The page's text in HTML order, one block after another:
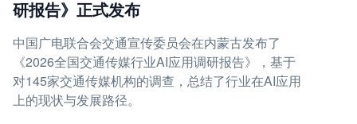
研报告》正式发布
中国广电联合会交通宣传委员会在内蒙古发布了
《2026全国交通传媒行业AI应用调研报告》，基于
对145家交通传媒机构的调查，总结了行业在AI应用
上的现状与发展路径。